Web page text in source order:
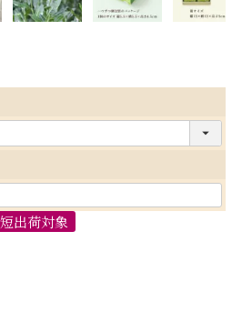
出荷対象